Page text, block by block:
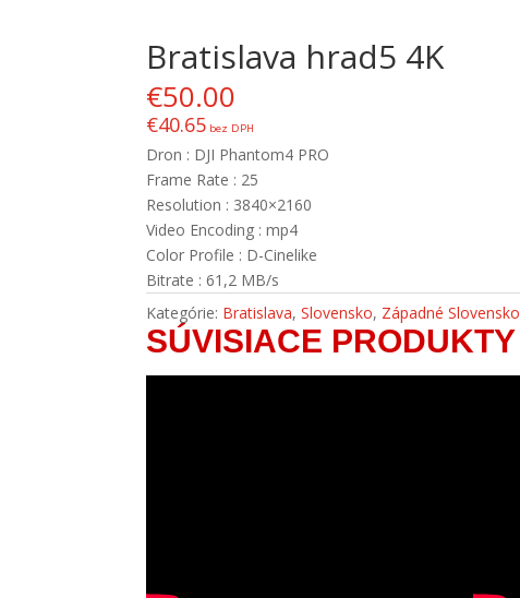
Bratislava hrad5 4K
€50.00
€40.65 bez DPH
Dron : DJI Phantom4 PRO
Frame Rate : 25
Resolution : 3840×2160
Video Encoding : mp4
Color Profile : D-Cinelike
Bitrate : 61,2 MB/s
Kategórie: Bratislava,Slovensko, Západné Slovensko
SÚVISIACE PRODUKTY